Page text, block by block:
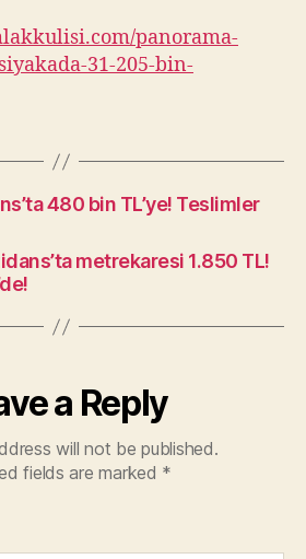
panorama-
31-205-bin-
480 bin TL’ye! Teslimler
metrekaresi 1.850 TL!
a Reply
will not be published.
fields are marked *